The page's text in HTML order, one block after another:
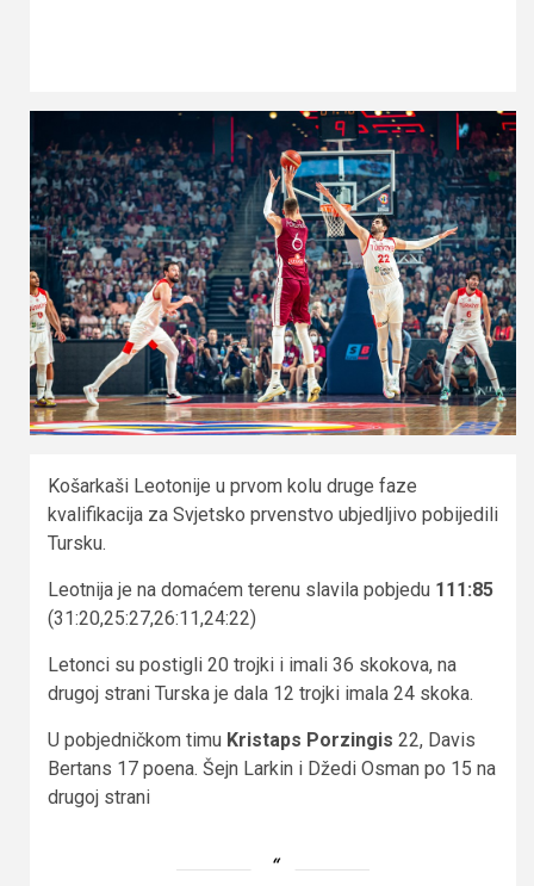
Košarkaši Leotonije u prvom kolu druge faze
kvalifikacija za Svjetsko prvenstvo ubjedljivo pobijedili
Tursku.
Leotnija je na domaćem terenu slavila pobjedu 111:85
(31:20,25:27,26:11,24:22)
Letonci su postigli 20 trojki i imali 36 skokova, na
drugoj strani Turska je dala 12 trojki imala 24 skoka.
U pobjedničkom timu Kristaps Porzingis 22, Davis
Bertans 17 poena. Šejn Larkin i Džedi Osman po 15 na
drugoj strani